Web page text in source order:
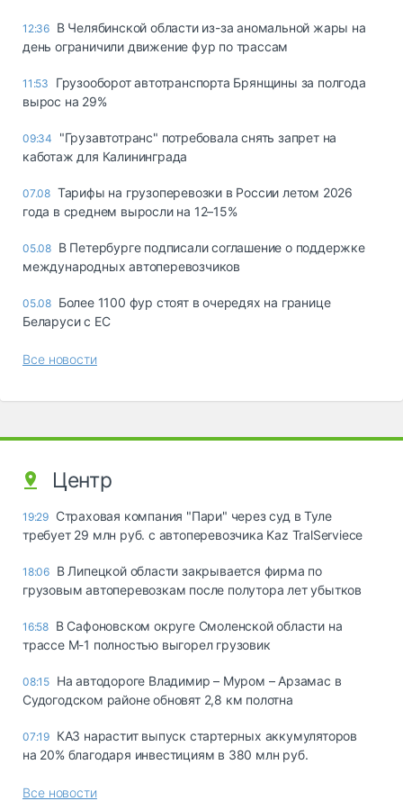
12:36 В Челябинской области из-за аномальной жары на
день ограничили движение фур по трассам
11:53
Грузооборот автотранспорта Брянщины за полгода
вырос на 29%
09:34
"Грузавтотранс" потребовала снять запрет на
каботаж для Калининграда
07.08 Тарифы на грузоперевозки в России летом 2026
года в среднем выросли на 12–15%
05.08 В Петербурге подписали соглашение о поддержке
международных автоперевозчиков
05.08 Более 1100 фур стоят в очередях на границе
Беларуси с ЕС
Все новости
Центр
19:29 Страховая компания "Пари" через суд в Туле
требует 29 млн руб. с автоперевозчика Kaz TralServiece
18:06 В Липецкой области закрывается фирма по
грузовым автоперевозкам после полутора лет убытков
16:58 В Сафоновском округе Смоленской области на
трассе М-1 полностью выгорел грузовик
08:15 На автодороге Владимир – Муром – Арзамас в
Судогодском районе обновят 2,8 км полотна
07:19 КАЗ нарастит выпуск стартерных аккумуляторов
на 20% благодаря инвестициям в 380 млн руб.
Все новости